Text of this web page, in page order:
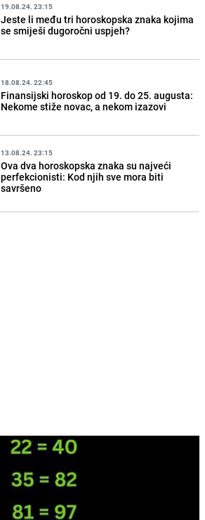
19.08.24. 23:15
Jeste li među tri horoskopska znaka kojima
se smiješi dugoročni uspjeh?
18.08.24. 22:45
Finansijski horoskop od 19. do 25. augusta:
Nekome stiže novac, a nekom izazovi
13.08.24. 23:15
Ova dva horoskopska znaka su najveći
perfekcionisti: Kod njih sve mora biti
savršeno